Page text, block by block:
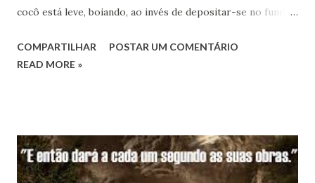
cocô está leve, boiando, ao invés de depositar-se no fundo
Acontece, às vezes. Momentos depois, nova ligação. –
Desculpe, doutor, pela insistência… O senhor acha mesmo
COMPARTILHAR
POSTAR UM COMENTÁRIO
READ MORE »